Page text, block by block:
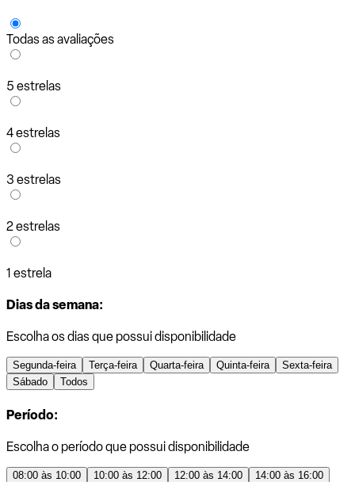
Todas as avaliações
5 estrelas
4 estrelas
3 estrelas
2 estrelas
1 estrela
Dias da semana:
Escolha os dias que possui disponibilidade
Segunda-feira Terça-feira Quarta-feira Quinta-feira
Sexta-feira
Sábado
Todos
Período:
Escolha o período que possui disponibilidade
08:00 às 10:00 10:00 às 12:00 12:00 às 14:00
14:00 às 16:00